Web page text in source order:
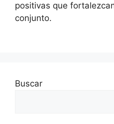
positivas que
conjunto.
Buscar